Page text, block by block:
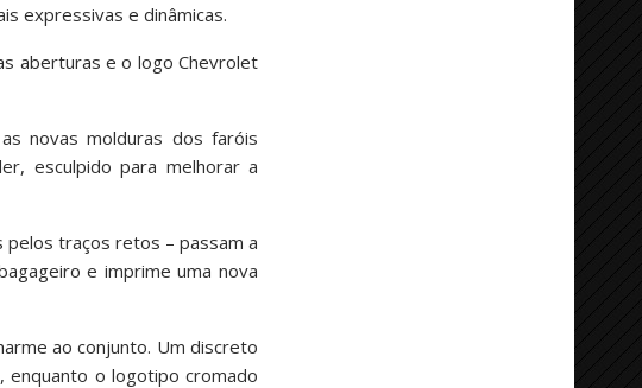
expressivas e dinâmicas.
aberturas e o logo Chevrolet
novas molduras dos faróis
esculpido para melhorar a
traços retos – passam a
e imprime uma nova
ao conjunto. Um discreto
enquanto o logotipo cromado